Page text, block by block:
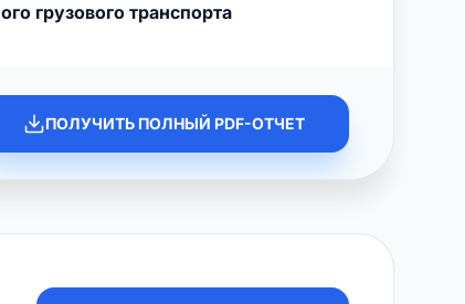
грузового транспорта
ПОЛУЧИТЬ ПОЛНЫЙ PDF-ОТЧЕТ